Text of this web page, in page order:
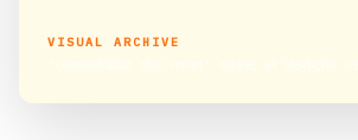
VISUAL ARCHIVE